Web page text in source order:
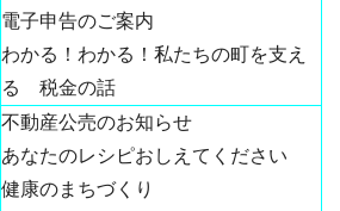
電子申告のご案内
わかる！わかる！私たちの町を支え
る 税金の話
不動産公売のお知らせ
あなたのレシピおしえてください
健康のまちづくり